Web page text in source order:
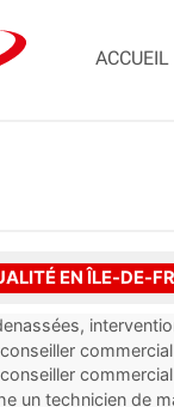
ACCUEIL
EN ÎLE-DE-
plus durer
Val-de-Marne
Val-de-Marne
un technicien de